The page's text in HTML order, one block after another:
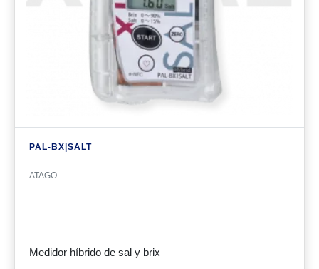
PAL-BX|SALT
ATAGO
Medidor híbrido de sal y brix